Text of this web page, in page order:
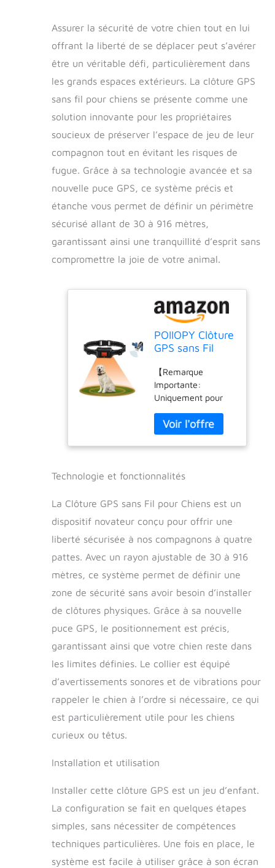
Assurer la sécurité de votre chien tout en lui
offrant la liberté de se déplacer peut s’avérer
être un véritable défi, particulièrement dans
les grands espaces extérieurs. La clôture GPS
sans fil pour chiens se présente comme une
solution innovante pour les propriétaires
soucieux de préserver l’espace de jeu de leur
compagnon tout en évitant les risques de
fugue. Grâce à sa technologie avancée et sa
nouvelle puce GPS, ce système précis et
étanche vous permet de définir un périmètre
sécurisé allant de 30 à 916 mètres,
garantissant ainsi une tranquillité d’esprit sans
compromettre la joie de votre animal.
POIIOPY Clôture
GPS sans Fil
pour Grands
Espaces
Ouverts et
Utilisation en
Extérieur,
Étanche Précise
Électrique
Clôture Collier
Puce Signal
GPS, Rayon 30-
916m
【Remarque
Importante:
Uniquement pour
extérieures ouvertes
et larges】 -Tels
que les fermes, les
ouverts, les plages
espaces extérieurs.
petits jardins, à
l'intérieur ou à
proximité de grands
bâtiments, car il
nécessite la
réception des
GPS pour
fonctionner. Sa
portée minimale est
rayon. La précision
du GPS peut
diminuer dans les
zones densément
boisées. 【Clôture
anciennes versions,
elle applique la
dernière technologie
une nouvelle puce
puissante, assurant
Technologie et fonctionnalités
La Clôture GPS sans Fil pour Chiens est un
dispositif novateur conçu pour offrir une
liberté sécurisée à nos compagnons à quatre
pattes. Avec un rayon ajustable de 30 à 916
mètres, ce système permet de définir une
zone de sécurité sans avoir besoin d’installer
de clôtures physiques. Grâce à sa nouvelle
puce GPS, le positionnement est précis,
garantissant ainsi que votre chien reste dans
les limites définies. Le collier est équipé
d’avertissements sonores et de vibrations pour
rappeler le chien à l’ordre si nécessaire, ce qui
est particulièrement utile pour les chiens
curieux ou têtus.
Installation et utilisation
Installer cette clôture GPS est un jeu d’enfant.
La configuration se fait en quelques étapes
simples, sans nécessiter de compétences
techniques particulières. Une fois en place, le
système est facile à utiliser grâce à son écran